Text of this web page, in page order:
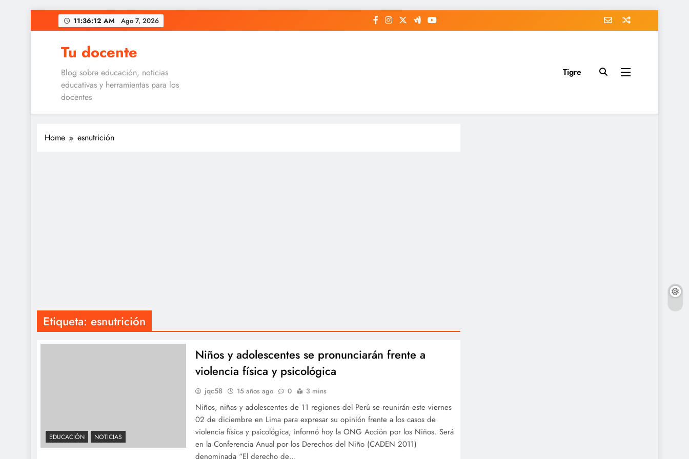
to
11:36:12 AM Ago 7, 2026
Tu docente
Blog sobre educación, noticias
educativas y herramientas para los
docentes
Tigre
Home esnutrición
Etiqueta: esnutrición
EDUCACIÓN NOTICIAS
Niños y adolescentes se pronunciarán frente a
violencia física y psicológica
jqc58 15 años ago 0 3 mins
Niños, niñas y adolescentes de 11 regiones del Perú se reunirán este viernes
02 de diciembre en Lima para expresar su opinión frente a los casos de
violencia física y psicológica, informó hoy la ONG Acción por los Niños. Será
en la Conferencia Anual por los Derechos del Niño (CADEN 2011)
denominada “El derecho de…